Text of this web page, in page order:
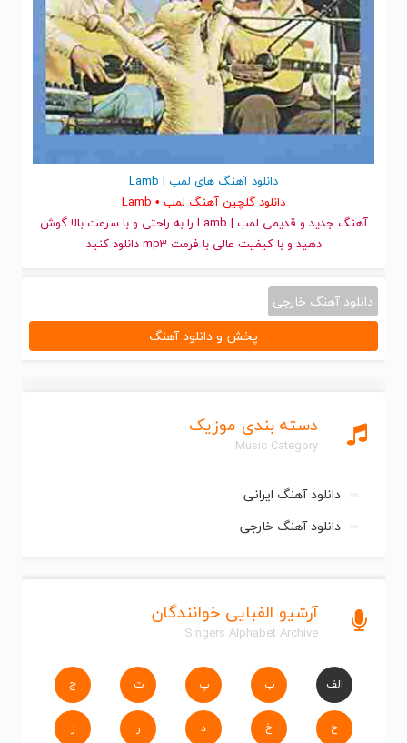
دسته بندی موزیک
Music Category
دانلود آهنگ ایرانی
دانلود آهنگ خارجی
آرشیو الفبایی خوانندگان
Singers Alphabet Archive
الف ب پ ت ج
ح خ د ر ز
دانلود آهنگ های لمب | Lamb
دانلود گلچین آهنگ لمب • Lamb
آهنگ جدید
و قدیمی لمب | Lamb را به راحتی و با سرعت بالا گوش
دهید و با کیفیت عالی با فرمت mp3 دانلود کنید
دانلود آهنگ خارجی
پخش و دانلود آهنگ